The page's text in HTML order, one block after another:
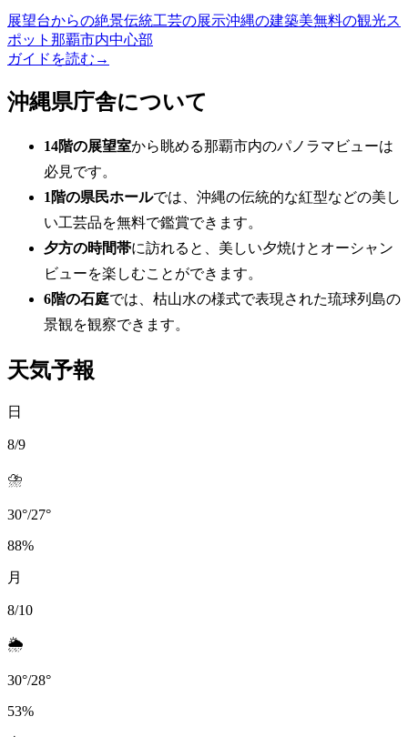
展望台からの絶景伝統工芸の展示沖縄の建築美無料の観光ス
ポット 那覇市内中心部
ガイドを読む →
沖縄県庁舎について
14階の展望室から眺める那覇市内のパノラマビューは
必見です。
1階の県民ホールでは、沖縄の伝統的な紅型などの美し
い工芸品を無料で鑑賞できます。
夕方の時間帯に訪れると、美しい夕焼けとオーシャン
ビューを楽しむことができます。
6階の石庭では、枯山水の様式で表現された琉球列島の
景観を観察できます。
天気予報
日
8/9
⛈️
30°/27°
88%
月
8/10
🌦️
30°/28°
53%